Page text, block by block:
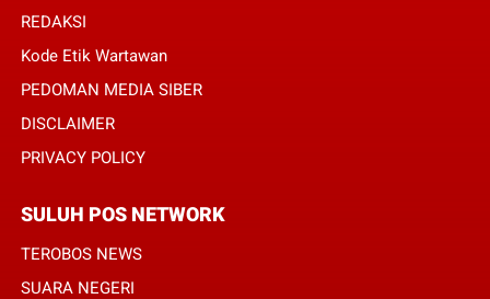
REDAKSI
Kode Etik Wartawan
PEDOMAN MEDIA SIBER
DISCLAIMER
PRIVACY POLICY
SULUH POS NETWORK
TEROBOS NEWS
SUARA NEGERI